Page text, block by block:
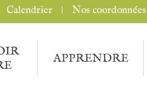
APPRENDRE
Calendrier Nos coordonnées